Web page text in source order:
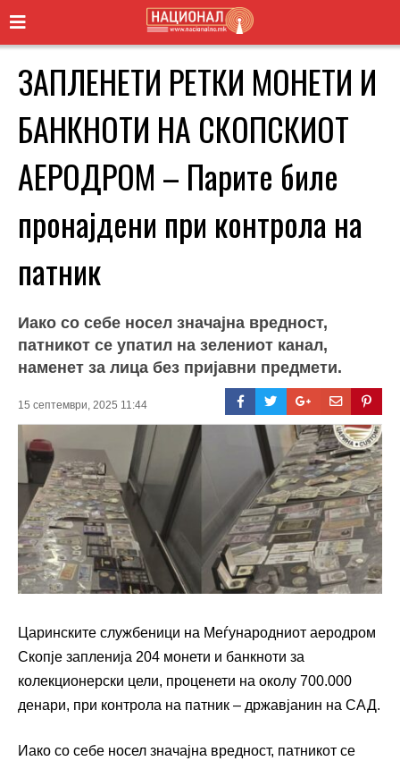
ЗАПЛЕНЕТИ РЕТКИ МОНЕТИ И
БАНКНОТИ НА СКОПСКИОТ
АЕРОДРОМ – Парите биле
пронајдени при контрола на
патник
Иако со себе носел значајна вредност,
патникот се упатил на зелениот канал,
наменет за лица без пријавни предмети.
15 септември, 2025 11:44
Царинските службеници на Меѓународниот аеродром
Скопје запленија 204 монети и банкноти за
колекционерски цели, проценети на околу 700.000
денари, при контрола на патник – државјанин на САД.
Иако со себе носел значајна вредност, патникот се